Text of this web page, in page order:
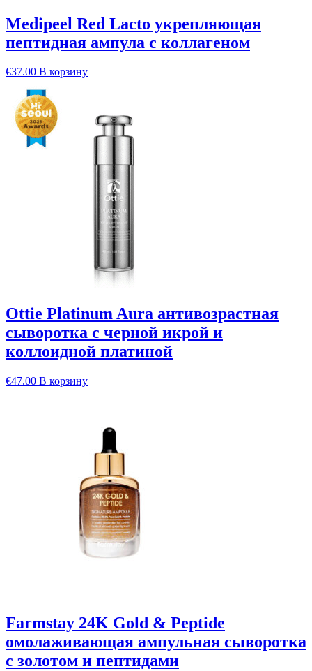
Medipeel Red Lacto укрепляющая
пептидная ампула с коллагеном
€37.00 В корзину
Ottie Platinum Aura антивозрастная
сыворотка с черной икрой и
коллоидной платиной
€47.00 В корзину
Farmstay 24K Gold & Peptide
омолаживающая ампульная сыворотка
с золотом и пептидами